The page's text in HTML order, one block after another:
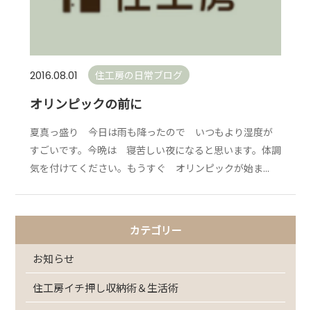
2016.08.01 住工房の日常ブログ
オリンピックの前に
夏真っ盛り 今日は雨も降ったので いつもより湿度が
すごいです。今晩は 寝苦しい夜になると思います。体調
気を付けてください。もうすぐ オリンピックが始ま...
カテゴリー
お知らせ
住工房イチ押し収納術＆生活術